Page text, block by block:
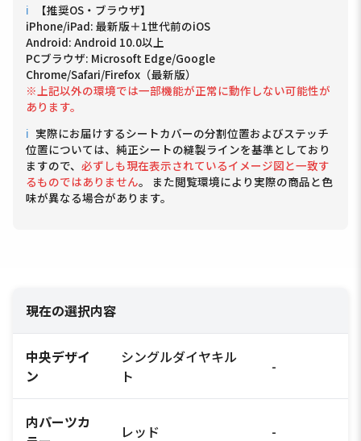
ℹ
【推奨OS・ブラウザ】
iPhone/iPad: 最新版＋1世代前のiOS
Android: Android 10.0以上
PCブラウザ: Microsoft Edge/Google
Chrome/Safari/Firefox（最新版）
※上記以外の環境では一部機能が正常に動作しない可能性が
あります。
ℹ 実際にお届けするシートカバーの分割位置およびステッチ
位置については、純正シートの縫製ラインを基準としており
ますので、 必ずしも現在表示されているイメージ図と一致す
るものではありません。 また閲覧環境により実際の商品と色
味が異なる場合があります。
現在の選択内容
中央デザイ
ン
シングルダイヤキル
ト
-
内パーツカ
レッド -